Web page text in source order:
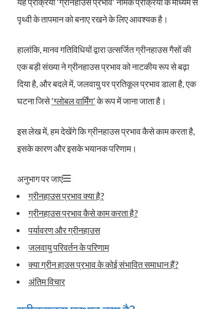
पृथ्वी के तापमान को बनाए रखने के लिए आवश्यक है।
हालांकि, मानव गतिविधियों द्वारा उत्सर्जित ग्रीनहाउस गैसों की
एक बड़ी संख्या ने ग्रीनहाउस प्रभाव को नाटकीय रूप से बढ़ा
दिया है, और बदले में, जलवायु पर प्रतिकूल प्रभाव डाला है, एक
घटना जिसे‘ग्लोबल वार्मिंग’के रूप में जाना जाता है।
इस लेख में, हम देखेंगे कि ग्रीनहाउस प्रभाव कैसे काम करता है,
इसके कारण और इसके भयानक परिणाम।
अनुभाग पर जाएं
ग्रीनहाउस प्रभाव क्या है?
ग्रीनहाउस प्रभाव कैसे काम करता है?
पर्यावरण और ग्रीनहाउस
जलवायु परिवर्तन के परिणाम
क्या ग्रीन हाउस प्रभाव के कोई संभावित समाधान हैं?
अंतिम विचार